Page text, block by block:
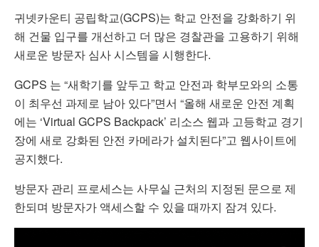
귀넷카운티 공립학교(GCPS)는 학교 안전을 강화하기 위
해 건물 입구를 개선하고 더 많은 경찰관을 고용하기 위해
새로운 방문자 심사 시스템을 시행한다.
GCPS 는 “새학기를 앞두고 학교 안전과 학부모와의 소통
이 최우선 과제로 남아 있다”면서 “올해 새로운 안전 계획
에는 ‘Virtual GCPS Backpack’ 리소스 웹과 고등학교 경기
장에 새로 강화된 안전 카메라가 설치된다”고 웹사이트에
공지했다.
방문자 관리 프로세스는 사무실 근처의 지정된 문으로 제
한되며 방문자가 액세스할 수 있을 때까지 잠겨 있다.